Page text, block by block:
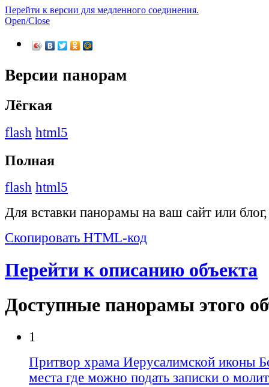
Перейти к версии для медленного соединения.
Open/Close
Версии панорам
Лёгкая
flash html5
Полная
flash html5
Для вставки панорамы на ваш сайт или
Скопировать HTML-код
Перейти к описанию объекта
Доступные панорамы этого
1
Притвор храма Иерусалимской иконы
места где можно подать записки о